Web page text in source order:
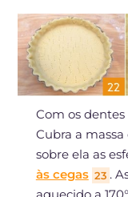
Com os
Cubra a
sobre ela as
às cegas 23 .